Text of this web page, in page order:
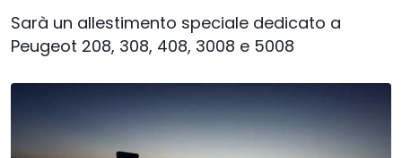
Sarà un allestimento speciale dedicato a
Peugeot 208, 308, 408, 3008 e 5008